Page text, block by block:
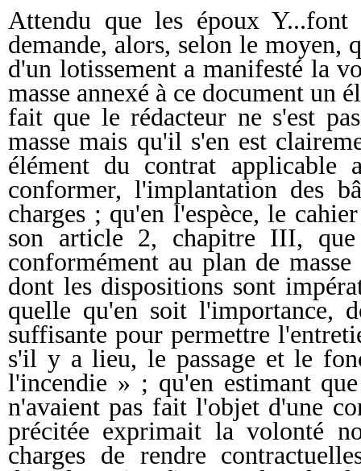
Attendu que les époux
demande, alors, selon le moyen,
d'un lotissement a manifesté la
masse annexé à ce document un
fait que le rédacteur ne s'est
masse mais qu'il s'en est
élément du contrat applicable
conformer, l'implantation des
charges ; qu'en l'espèce, le
son article 2, chapitre III, que
conformément au plan de
dont les dispositions sont
quelle qu'en soit l'importance,
suffisante pour permettre
s'il y a lieu, le passage et le
l'incendie » ; qu'en estimant
n'avaient pas fait l'objet d'une
précitée exprimait la volonté
charges de rendre